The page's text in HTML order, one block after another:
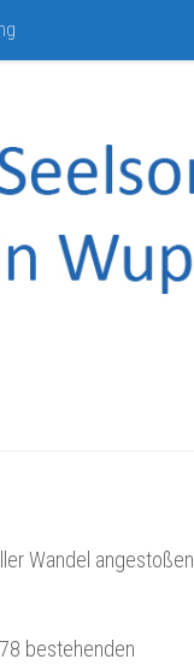
Wandel angestoßen
bestehenden